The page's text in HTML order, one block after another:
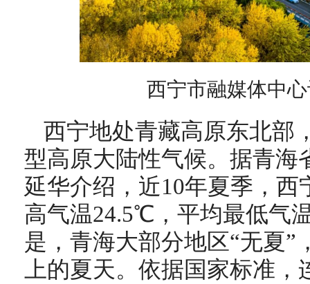
西宁市融媒体中
西宁地处青藏高原东北部
型高原大陆性气候。据青海
延华介绍，近10年夏季，
高气温24.5℃，平均最低气
是，青海大部分地区“无夏”
上的夏天。依据国家标准